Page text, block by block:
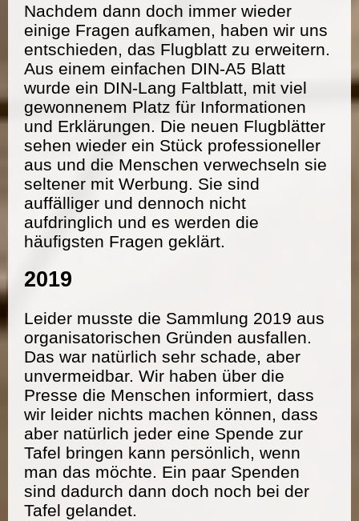
Nachdem dann doch immer wieder
einige Fragen aufkamen, haben wir uns
entschieden, das Flugblatt zu erweitern.
Aus einem einfachen DIN-A5 Blatt
wurde ein DIN-Lang Faltblatt, mit viel
gewonnenem Platz für Informationen
und Erklärungen. Die neuen Flugblätter
sehen wieder ein Stück professioneller
aus und die Menschen verwechseln sie
seltener mit Werbung. Sie sind
auffälliger und dennoch nicht
aufdringlich und es werden die
häufigsten Fragen geklärt.
2019
Leider musste die Sammlung 2019 aus
organisatorischen Gründen ausfallen.
Das war natürlich sehr schade, aber
unvermeidbar. Wir haben über die
Presse die Menschen informiert, dass
wir leider nichts machen können, dass
aber natürlich jeder eine Spende zur
Tafel bringen kann persönlich, wenn
man das möchte. Ein paar Spenden
sind dadurch dann doch noch bei der
Tafel gelandet.